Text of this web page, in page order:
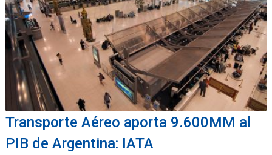
Transporte Aéreo aporta 9.600MM al
PIB de Argentina: IATA